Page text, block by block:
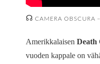
☊ CAMERA OBSCURA
AmerikkalaisenDeath
vuoden kappale on